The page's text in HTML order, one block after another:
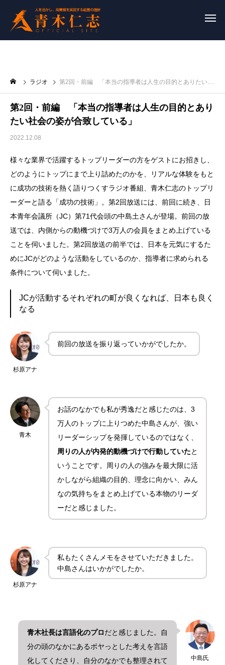
ラジオ 第2回・前編 「本当の指導者は人生の目的とありたい社会の姿が合致している」
第2回・前編 「本当の指導者は人生の目的とあり
たい社会の姿が合致している」
2022.12.08
様々な業界で活躍するトップリーダーの方をゲストにお招きし、
どのようにトップにまで上り詰めたのかを、リアルな体験をもと
に成功の技術を熱く語りつくすラジオ番組、青木仁志のトップリ
ーダーと語る「成功の技術」。第2回放送には、前回に続き、日
本青年会議所（JC）第71代会頭の中島土さんが登場。前回の放
送では、内側からの動機づけで3万人の会員をまとめ上げている
ことを伺いました。第2回放送の前半では、日本を元気にするた
めにJCがどのような活動をしているのか、指導者に求められる
条件について伺いました。
JCが活動するそれぞれの町が良くなれば、日本も良く
なる
杉原アナ
前回の放送を振り返っていかがでしたか。
青木
お話のなかでも私が秀逸だと感じたのは、3
万人のトップに上りつめた中島さんが、強い
リーダーシップを発揮しているのではなく、
周りの人が内発的動機づけで行動していたと
いうことです。周りの人の強みを最大限に活
かしながら組織の目的、理念に向かい、みん
なの気持ちをまとめ上げている本物のリーダ
ーだと感じました。
杉原アナ
私もたくさんメモをさせていただきました。
中島さんはいかがでしたか。
中島氏
青木社長は言語化のプロだと感じました。自
分の頭のなかにあるボヤっとした考えを言語
化してくださり、自分のなかでも整理されて